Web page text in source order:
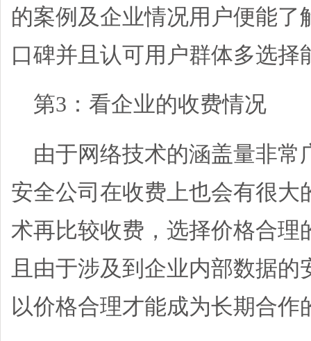
的案例及企业情况用户便能
口碑并且认可用户群体多选择
第3：看企业的收费情况
由于网络技术的涵盖量非
安全公司在收费上也会有很
术再比较收费，选择价格合
且由于涉及到企业内部数据
以价格合理才能成为长期合